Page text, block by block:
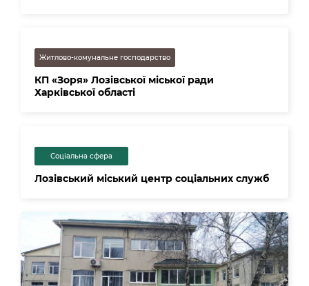
Житлово-комунальне господарство
КП «Зоря» Лозівської міської ради
Харківської області
Соціальна сфера
Лозівський міський центр соціальних служб